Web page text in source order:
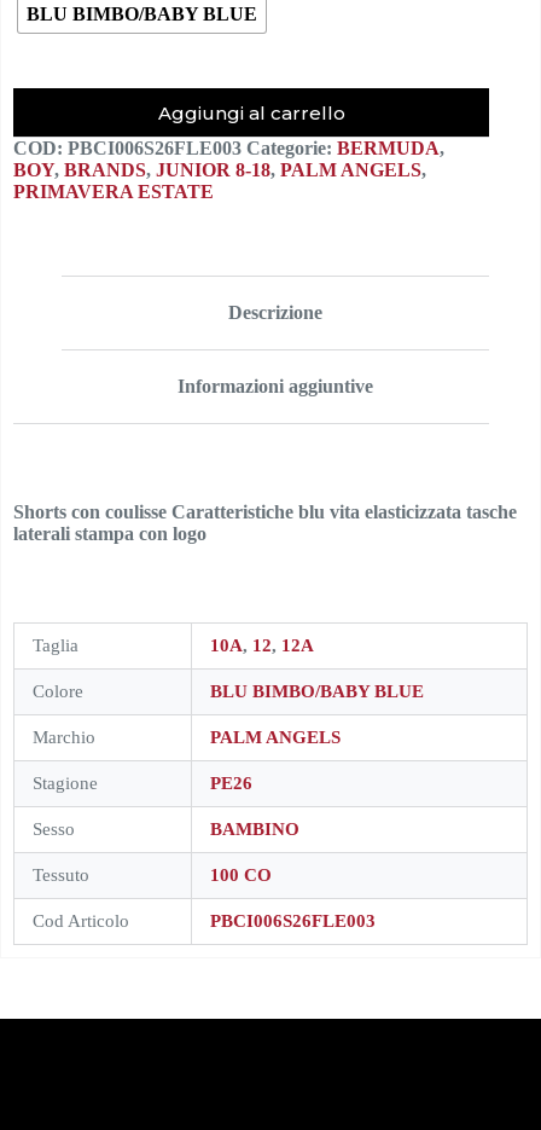
BLU BIMBO/BABY BLUE
Aggiungi al carrello
COD: PBCI006S26FLE003 Categorie: BERMUDA,
BOY, BRANDS, JUNIOR 8-18, PALM ANGELS,
PRIMAVERA ESTATE
Descrizione
Informazioni aggiuntive
Shorts con coulisse Caratteristiche blu vita elasticizzata tasche
laterali stampa con logo
Taglia 10A, 12, 12A
Colore BLU BIMBO/BABY BLUE
Marchio PALM ANGELS
Stagione PE26
Sesso BAMBINO
Tessuto 100 CO
Cod Articolo PBCI006S26FLE003